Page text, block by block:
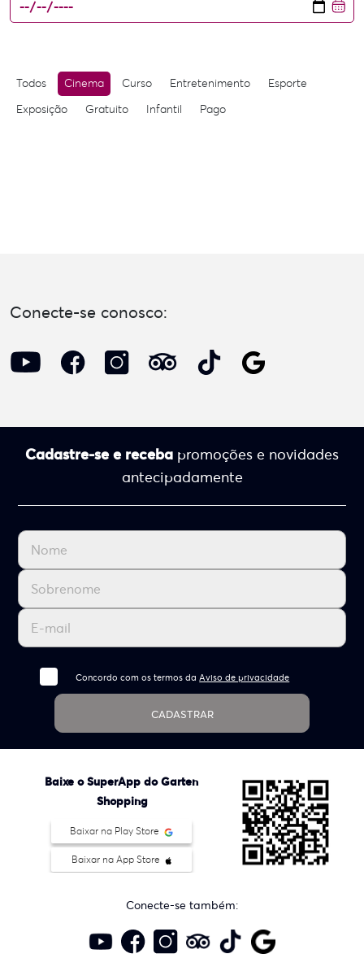
Todos Cinema Curso Entretenimento
Esporte
Exposição
Gratuito Infantil Pago
Conecte-se conosco:
Cadastre-se e receba promoções e novidades
antecipadamente
Concordo com os termos daAviso de privacidade
CADASTRAR
Baixe o SuperApp do Garten
Shopping
Baixar na Play Store
Baixar na App Store
Conecte-se também: